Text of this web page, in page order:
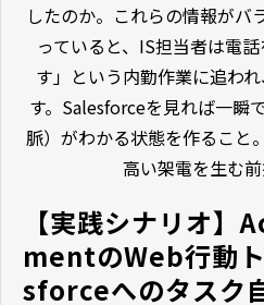
したのか。これらの情報がバ
っていると、IS担当者は電
す」という内勤作業に追わ
す。Salesforceを見れば一瞬
脈）がわかる状態を作ること
高い架電を生む前
【実践シナリオ
mentのWeb行動
sforceへのタスク